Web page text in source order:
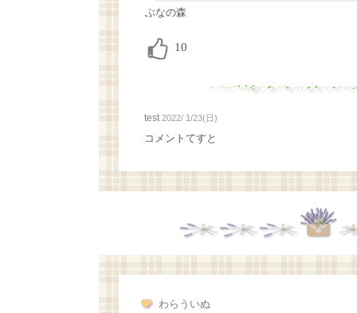
ぶなの森
test2022/ 1/23(日)
コメントてすと
わらういぬ